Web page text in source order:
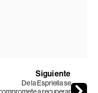
Siguiente
De la Espriella se
a recuperar